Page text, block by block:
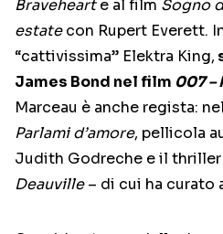
Bravehearte al film Sogno
estatecon Rupert Everett.
“cattivissima” Elektra King,
James Bond nel film 007 –
Marceau è anche regista:
Parlami d’amore, pellicola
Judith Godreche e il thriller
Deauville– di cui ha curato